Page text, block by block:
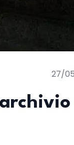
27/